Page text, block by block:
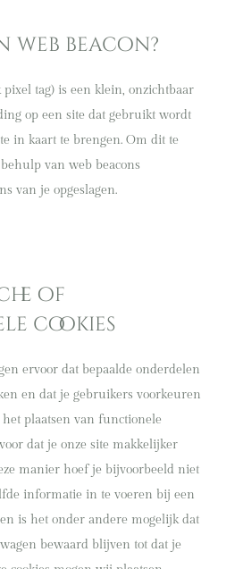
web beacon?
pixel tag) is een klein, onzichtbaar
op een site dat gebruikt wordt
in kaart te brengen. Om dit te
van web beacons
van je opgeslagen.
of
cookies
ervoor dat bepaalde onderdelen
en dat je gebruikers voorkeuren
plaatsen van functionele
dat je onze site makkelijker
manier hoef je bijvoorbeeld niet
informatie in te voeren bij een
is het onder andere mogelijk dat
bewaard blijven tot dat je